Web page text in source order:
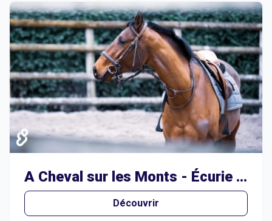
A Cheval sur les Monts - Écurie des Nadels
Découvrir